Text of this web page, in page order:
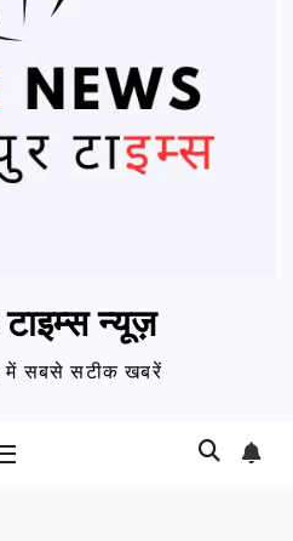
टाइम्स न्यूज़
सबसे सटीक खबरें